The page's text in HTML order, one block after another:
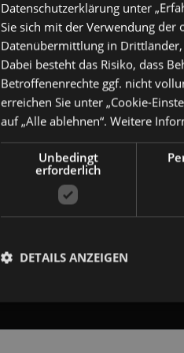
Datenschutzerklärung unter
Sie sich mit der Verwendung der
Datenübermittlung in
Dabei besteht das Risiko, dass
Betroffenenrechte ggf. nicht
erreichen Sie unter „Cookie-
auf „Alle ablehnen“. Weitere
Unbedingt
erforderlich
DETAILS ANZEIGEN
Unbedingt